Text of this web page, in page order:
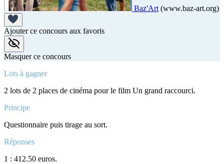
Baz'Art (www.baz-art.org)
Ajouter ce concours aux favoris
Masquer ce concours
Lots à gagner
2 lots de 2 places de cinéma pour le film Un grand raccourci.
Principe
Questionnaire puis tirage au sort.
Réponses
1 : 412.50 euros.